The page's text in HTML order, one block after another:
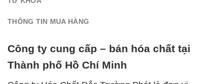
THÔNG TIN MUA HÀNG
Công ty cung cấp – bán hóa chất tại
Thành phố Hồ Chí Minh